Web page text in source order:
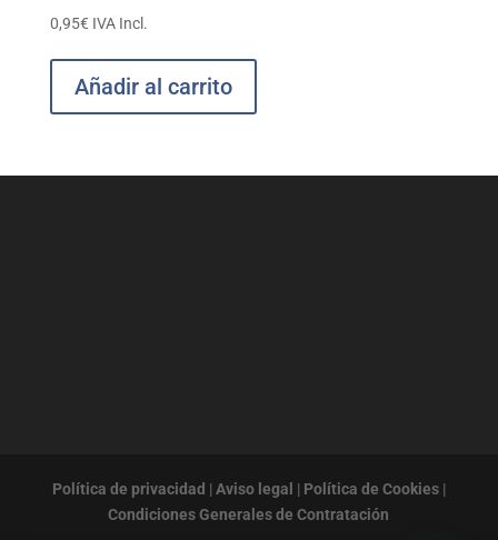
0,95€ IVA Incl.
Añadir al carrito
Política de privacidad | Aviso legal | Política de Cookies|
Condiciones Generales de Contratación